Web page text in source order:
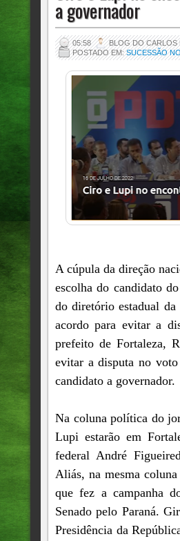
a governador
05:58
BLOG DO CARLOS
POSTADO EM:SUCESSÃO
A cúpula da direção
escolha do candidato
do diretório estadual
acordo para evitar a
prefeito de Fortaleza,
evitar a disputa no
candidato a governador.
Na coluna política do
Lupi estarão em
federal André
Aliás, na mesma
que fez a campanha
Senado pelo Paraná.
Presidência da